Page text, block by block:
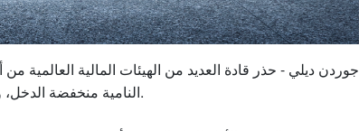
جوردن ديلي - حذر قادة العديد من الهيئات المالية العالمية
النامية منخفضة الدخل، والتي يتعرض 60% منها الآن لخطر الوقوع في ضائقة الديون.